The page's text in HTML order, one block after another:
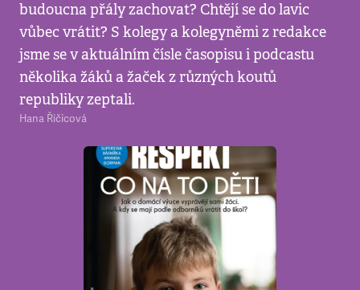
budoucna přály zachovat? Chtějí se do lavic
vůbec vrátit? S kolegy a kolegyněmi z redakce
jsme se v aktuálním čísle časopisu i podcastu
několika žáků a žaček z různých koutů
republiky zeptali.
Hana Řičicová